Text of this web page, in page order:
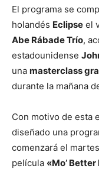
El programa se
holandés Eclipse el
Abe Rábade Trío,
estadounidense
una masterclass
durante la mañana
Con motivo de esta
diseñado una
comenzará el
película «Mo’ Better